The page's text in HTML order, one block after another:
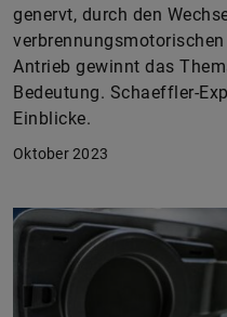
genervt, durch den
Antrieb gewinnt das
Bedeutung. Schaeffler-
Einblicke.
Oktober 2023